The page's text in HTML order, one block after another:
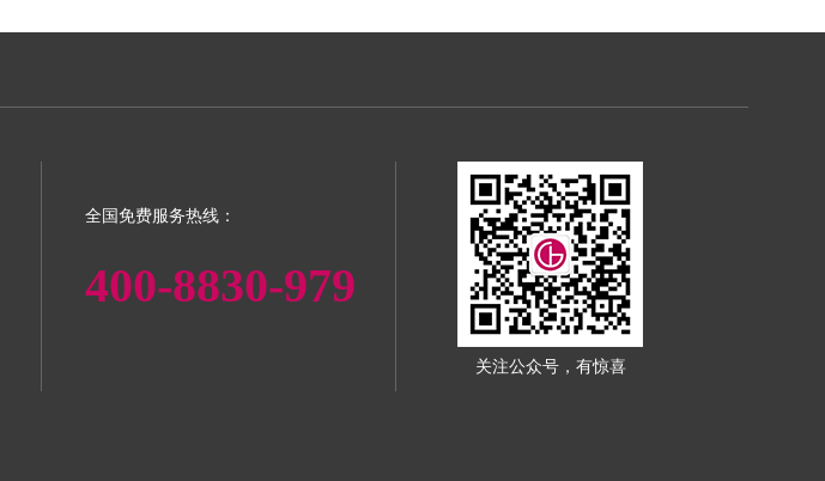
全国免费服务热线：
400-8830-979
关注公众号，有惊喜